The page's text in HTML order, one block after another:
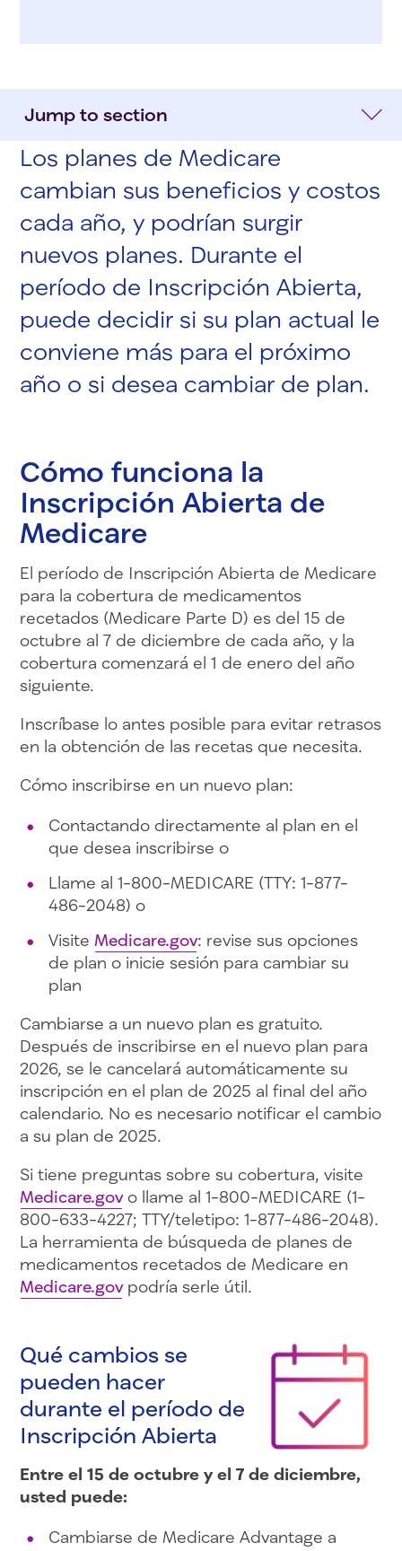
Jump to section
Los planes de Medicare
cambian sus beneficios y costos
cada año, y podrían surgir
nuevos planes. Durante el
período de Inscripción Abierta,
puede decidir si su plan actual le
conviene más para el próximo
año o si desea cambiar de plan.
Cómo funciona la
Inscripción Abierta de
Medicare
El período de Inscripción Abierta de Medicare
para la cobertura de medicamentos
recetados (Medicare Parte D) es del 15 de
octubre al 7 de diciembre de cada año, y la
cobertura comenzará el 1 de enero del año
siguiente.
Inscríbase lo antes posible para evitar retrasos
en la obtención de las recetas que necesita.
Cómo inscribirse en un nuevo plan:
Contactando directamente al plan en el
que desea inscribirse o
Llame al 1-800-MEDICARE (TTY: 1-877-
486-2048) o
Visite Medicare.gov: revise sus opciones
de plan o inicie sesión para cambiar su
plan
Cambiarse a un nuevo plan es gratuito.
Después de inscribirse en el nuevo plan para
2026, se le cancelará automáticamente su
inscripción en el plan de 2025 al final del año
calendario. No es necesario notificar el cambio
a su plan de 2025.
Si tiene preguntas sobre su cobertura, visite
Medicare.govo llame al 1-800-MEDICARE (1-
800-633-4227; TTY/teletipo: 1-877-486-2048).
La herramienta de búsqueda de planes de
medicamentos recetados de Medicare en
Medicare.govpodría serle útil.
Qué cambios se
pueden hacer
durante el período de
Inscripción Abierta
Entre el 15 de octubre y el 7 de diciembre,
usted puede:
Cambiarse de Medicare Advantage a